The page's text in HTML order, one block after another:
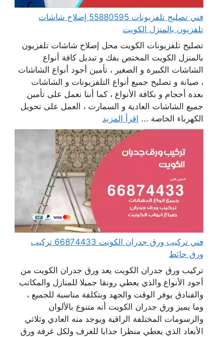
فني تصليح تلفزيونات 55880595 إصلاح شاشات
تلفزيون بالمنزل الكويت
تصليح تلفزيونات الكويت محل إصلاح شاشات تلفزيون
بالمنزل الكويت المختص بفك و تبديل كافة أنواع
الشاشات الكبيرة و الصغير ، تأمين أجود أنواع الشاشات
، صيانة و تصليح جميع أنواع التلفزيونات و الشاشات
بعدة أحجام و بكافة الأنواع ، كما أننا نعمل على تأمين
جميع الشاشات العادية و السمارت ، العمل على تحويل
الكهرباء الخاصة ... اقرأ المزيد
فني تركيب ورق جدران الكويت 66874433 تركيب
ورق حائط
تركيب ورق جدران الكويت يعد ورق جدران الكويت من
أجود الأنواع والذي يعطي رونقا جميلا للمنازل والمكاتب
والفنادق يوفر الوقت والجهد وبتكلفة مناسبة للجميع ،
وما يميز ورق جدران الكويت أنه متنوع بالألوان
والرسومات المختلفة الراقية ويوجد منه العادي وثلاثي
الأبعاد الذي يعطي منظرا جذابا للغرف ولكل غرفة ورق